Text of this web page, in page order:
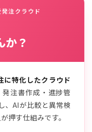
注クラウド
か？
に特化したクラウド
注書作成・進捗管
、AIが比較と異常検
押す仕組みです。